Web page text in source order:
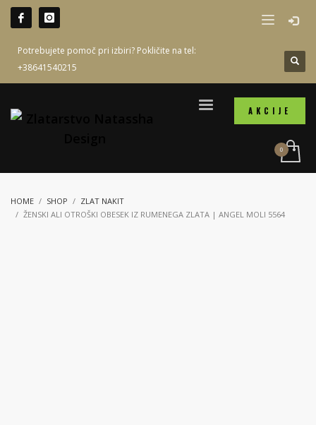
Potrebujete pomoč pri izbiri? Pokličite na tel:
+38641540215
AKCIJE
HOME SHOP
ZLAT NAKIT
ŽENSKI ALI OTROŠKI OBESEK IZ RUMENEGA ZLATA | ANGEL MOLI 5564